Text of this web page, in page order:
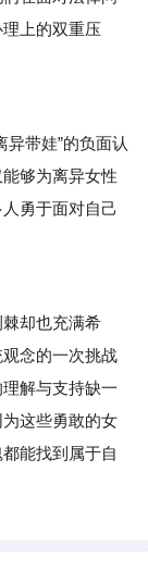
上的双重压
带娃”的负面认
够为离异女性
勇于面对自己
却也充满希
念的一次挑战
解与支持缺一
这些勇敢的女
能找到属于自